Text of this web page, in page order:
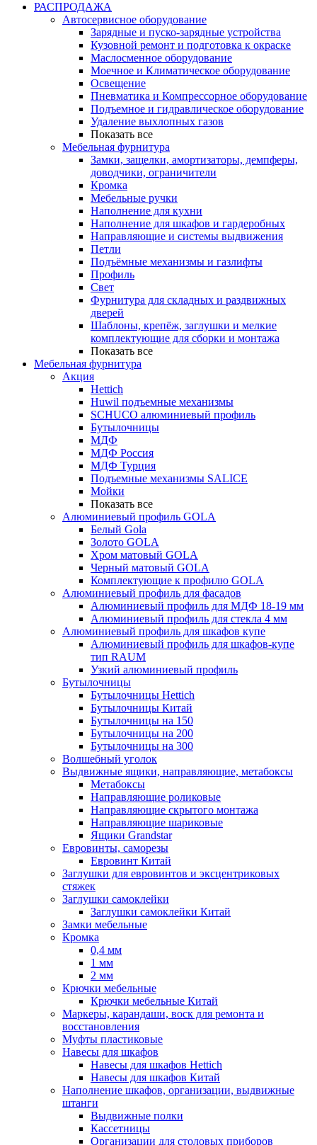
РАСПРОДАЖА
Автосервисное оборудование
Зарядные и пуско-зарядные устройства
Кузовной ремонт и подготовка к окраске
Маслосменное оборудование
Моечное и Климатическое оборудование
Освещение
Пневматика и Компрессорное оборудование
Подъемное и гидравлическое оборудование
Удаление выхлопных газов
Показать все
Мебельная фурнитура
Замки, защелки, амортизаторы, демпферы,
доводчики, ограничители
Кромка
Мебельные ручки
Наполнение для кухни
Наполнение для шкафов и гардеробных
Направляющие и системы выдвижения
Петли
Подъёмные механизмы и газлифты
Профиль
Свет
Фурнитура для складных и раздвижных
дверей
Шаблоны, крепёж, заглушки и мелкие
комплектующие для сборки и монтажа
Показать все
Мебельная фурнитура
Акция
Hettich
Huwil подъемные механизмы
SCHUCO алюминиевый профиль
Бутылочницы
МДФ
МДФ Россия
МДФ Турция
Подъемные механизмы SALICE
Мойки
Показать все
Алюминиевый профиль GOLA
Белый Gola
Золото GOLA
Хром матовый GOLA
Черный матовый GOLA
Комплектующие к профилю GOLA
Алюминиевый профиль для фасадов
Алюминиевый профиль для МДФ 18-19 мм
Алюминиевый профиль для стекла 4 мм
Алюминиевый профиль для шкафов купе
Алюминиевый профиль для шкафов-купе
тип RAUM
Узкий алюминиевый профиль
Бутылочницы
Бутылочницы Hettich
Бутылочницы Китай
Бутылочницы на 150
Бутылочницы на 200
Бутылочницы на 300
Волшебный уголок
Выдвижные ящики, направляющие, метабоксы
Метабоксы
Направляющие роликовые
Направляющие скрытого монтажа
Направляющие шариковые
Ящики Grandstar
Евровинты, саморезы
Евровинт Китай
Заглушки для евровинтов и эксцентриковых
стяжек
Заглушки самоклейки
Заглушки самоклейки Китай
Замки мебельные
Кромка
0,4 мм
1 мм
2 мм
Крючки мебельные
Крючки мебельные Китай
Маркеры, карандаши, воск для ремонта и
восстановления
Муфты пластиковые
Навесы для шкафов
Навесы для шкафов Hettich
Навесы для шкафов Китай
Наполнение шкафов, организации, выдвижные
штанги
Выдвижные полки
Кассетницы
Организации для столовых приборов